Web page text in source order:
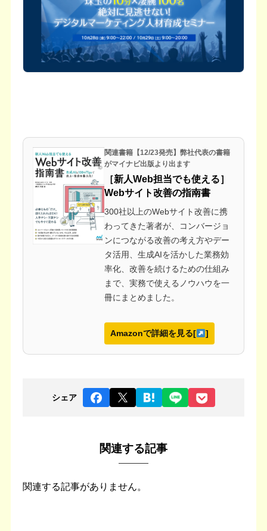
関連書籍【12/23発売】弊社代表の書籍
がマイナビ出版より出ます
［新人Web担当でも使える］
Webサイト改善の指南書
300社以上のWebサイト改善に携
わってきた著者が、コンバージョ
ンにつながる改善の考え方やデー
タ活用、生成AIを活かした業務効
率化、改善を続けるための仕組み
まで、実務で使えるノウハウを一
冊にまとめました。
Amazonで詳細を見る[ ]
シェア
関連する記事
関連する記事がありません。